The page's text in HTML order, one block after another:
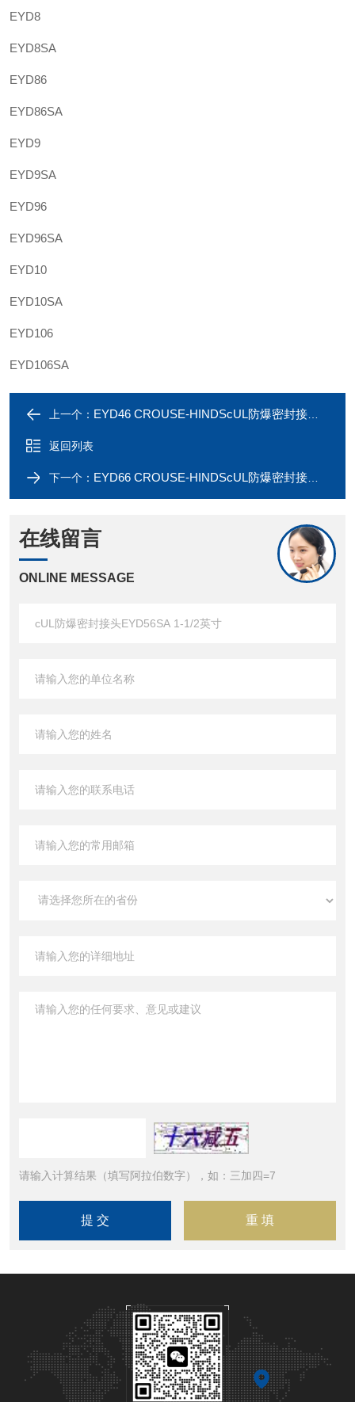
EYD8
EYD8SA
EYD86
EYD86SA
EYD9
EYD9SA
EYD96
EYD96SA
EYD10
EYD10SA
EYD106
EYD106SA
上一个： EYD46 CROUSE-HINDScUL防爆密封接头EYD46SA 1-1/4英寸
返回列表
下一个： EYD66 CROUSE-HINDScUL防爆密封接头EYD66SA 2英寸
在线留言
ONLINE MESSAGE
请输入计算结果（填写阿拉伯数字），如：三加四=7